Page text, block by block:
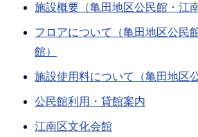
施設概要（亀田地区公民館・江
フロアについて（亀田地区公民
館）
施設使用料について（亀田地区
公民館利用・貸館案内
江南区文化会館